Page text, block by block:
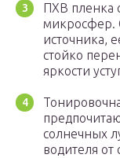
ПХВ пленка
микросфер.
источника,
стойко
яркости
солнечных
водителя от